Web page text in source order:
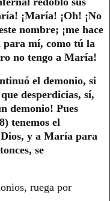
¡María! ¡Oh! ¡No
nombre; ¡me hace
mí, como tú la
no tengo a María!
el demonio, si
desperdicias, sí,
demonio! Pues
tenemos el
y a María para
se
ruega por